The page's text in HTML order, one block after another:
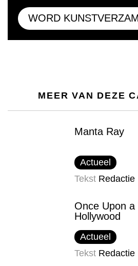
WORD
MEER VAN DEZE
Manta Ray
Actueel
Tekst Redactie
Once Upon
Hollywood
Actueel
Tekst Redactie